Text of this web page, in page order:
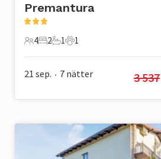
Premantura
4 Gäster
4
2 Sovrum
2
1 Badrum
1
1 Husdjur
1
21 sep. • 7 nätter 3 537